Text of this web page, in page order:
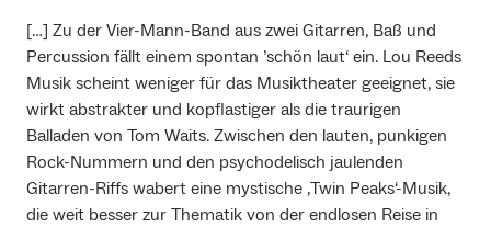
[…] Zu der Vier-Mann-Band aus zwei Gitarren, Baß und
Percussion fällt einem spontan ’schön laut‘ ein. Lou Reeds
Musik scheint weniger für das Musiktheater geeignet, sie
wirkt abstrakter und kopflastiger als die traurigen
Balladen von Tom Waits. Zwischen den lauten, punkigen
Rock-Nummern und den psychodelisch jaulenden
Gitarren-Riffs wabert eine mystische ‚Twin Peaks‘-Musik,
die weit besser zur Thematik von der endlosen Reise in